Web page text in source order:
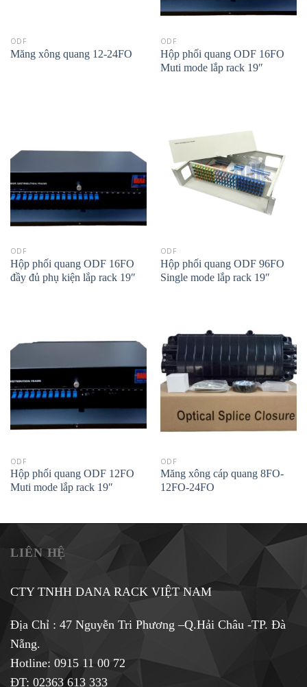
ODF
Măng xông quang 12-24FO
ODF
Hộp phối quang ODF 16FO
Muti mode lắp rack 19″
ODF
Hộp phối quang ODF 16FO
đầy đủ phụ kiện lắp rack 19″
ODF
Hộp phối quang ODF 96FO
Single mode lắp rack 19″
ODF
Hộp phối quang ODF 12FO
Muti mode lắp rack 19″
ODF
Măng xông cáp quang 8FO-
12FO-24FO
LIÊN HỆ
CTY TNHH DANA RACK VIỆT NAM
Địa Chỉ : 47 Nguyễn Tri Phương –Q.Hải Châu -TP. Đà
Nẵng.
Hotline: 0915 11 00 72
ĐT: 02363 613 333